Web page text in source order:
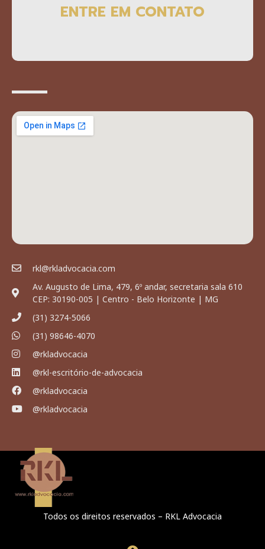
ENTRE EM CONTATO
rkl@rkladvocacia.com
Av. Augusto de Lima, 479, 6º andar, secretaria sala 610
CEP: 30190-005 | Centro - Belo Horizonte | MG
(31) 3274-5066
(31) 98646-4070
@rkladvocacia
@rkl-escritório-de-advocacia
@rkladvocacia
@rkladvocacia
Todos os direitos reservados – RKL Advocacia